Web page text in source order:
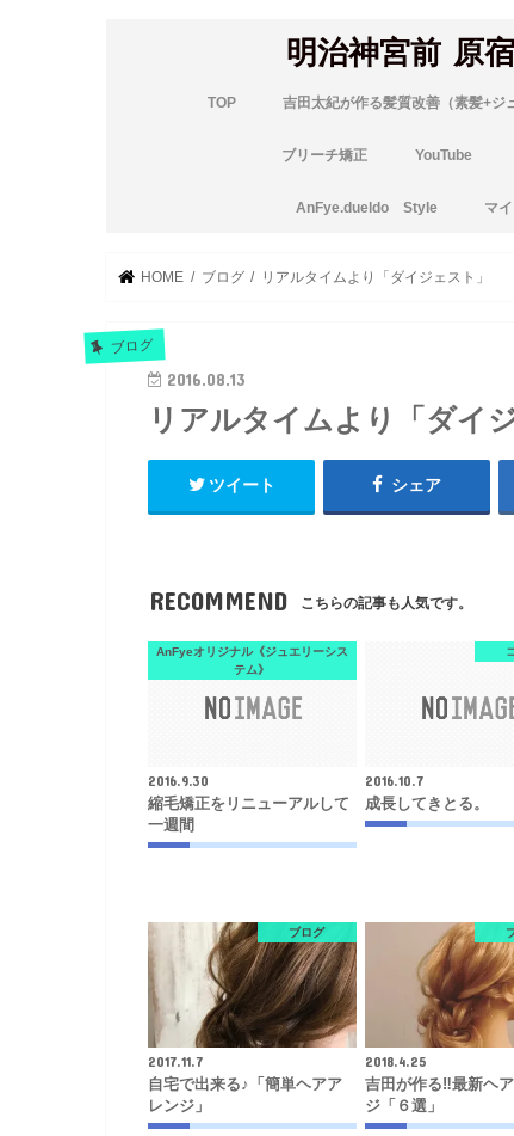
明治神宮前 原
TOP 吉田太紀が作る髪質改善（素髪+ジ
ブリーチ矯正 YouTube
AnFye.dueldo Style マ
HOME ブログ リアルタイムより「ダイジェスト」
ブログ
2016.08.13
リアルタイムより「ダイ
ツイート シェア
RECOMMEND こちらの記事も人気です。
AnFyeオリジナル《ジュエリーシス
テム》
2016.9.30
縮毛矯正をリニューアルして
一週間
2016.10.7
成長してきとる。
ブログ
2017.11.7
自宅で出来る♪「簡単ヘアア
レンジ」
2018.4.25
吉田が作る‼︎最新ヘ
ジ「６選」